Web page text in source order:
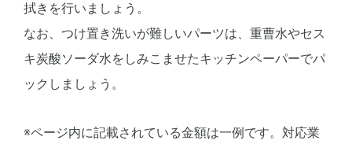
拭きを行いましょう。
なお、つけ置き洗いが難しいパーツは、重曹水やセス
キ炭酸ソーダ水をしみこませたキッチンペーパーでパ
ックしましょう。
※ページ内に記載されている金額は一例です。対応業